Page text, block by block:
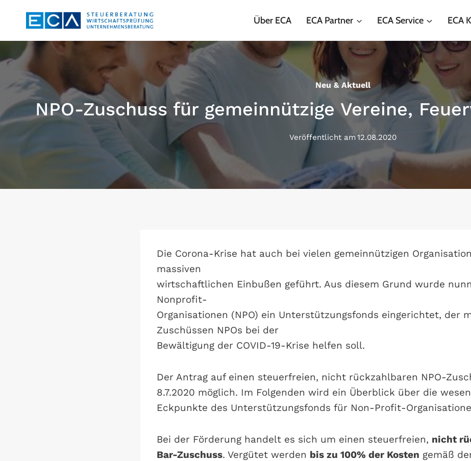
Über ECA ECA Partner ECA Service ECA
Neu & Aktuell
NPO-Zuschuss für gemeinnützige Vereine,
Veröffentlicht am 12.08.2020
Die Corona-Krise hat auch bei vielen gemeinnützigen
massiven
wirtschaftlichen Einbußen geführt. Aus diesem Grund wurde
Nonprofit-
Organisationen (NPO) ein Unterstützungsfonds eingerichtet, der
Zuschüssen NPOs bei der
Bewältigung der COVID-19-Krise helfen soll.
Der Antrag auf einen steuerfreien, nicht rückzahlbaren NPO-
8.7.2020 möglich. Im Folgenden wird ein Überblick über die
Eckpunkte des Unterstützungsfonds für Non-Profit-
Bei der Förderung handelt es sich um einen steuerfreien, nicht
Bar-Zuschuss. Vergütet werden bis zu 100% der Kosten gemäß